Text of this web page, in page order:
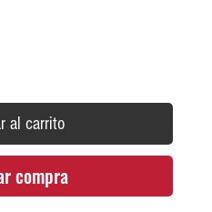
al carrito
compra